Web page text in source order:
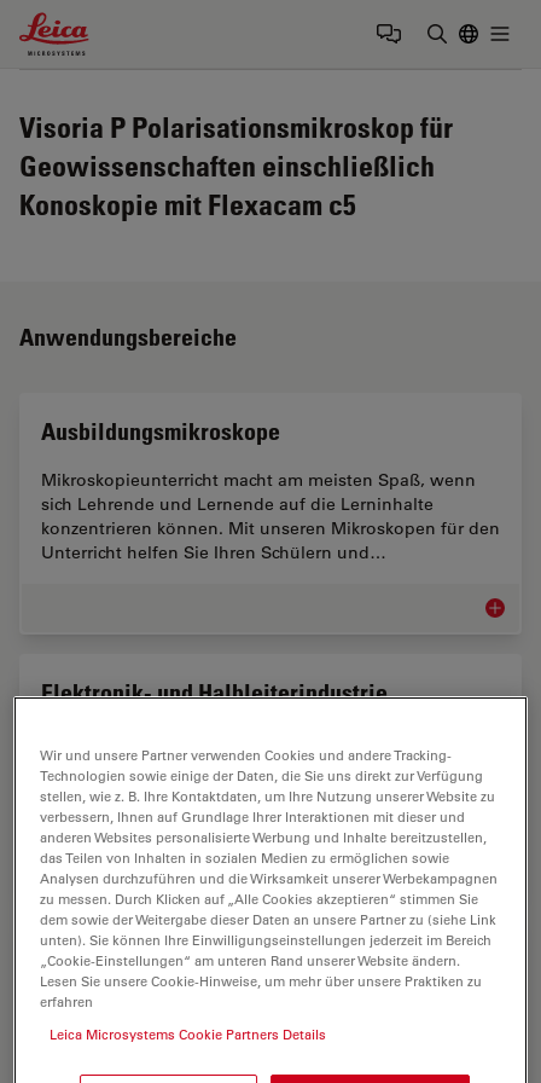
Leica Microsystems Logo
Visoria P Polarisationsmikroskop für
Geowissenschaften einschließlich
Konoskopie mit Flexacam c5
Anwendungsbereiche
Ausbildungsmikroskope
Mikroskopieunterricht macht am meisten Spaß, wenn
sich Lehrende und Lernende auf die Lerninhalte
konzentrieren können. Mit unseren Mikroskopen für den
Unterricht helfen Sie Ihren Schülern und…
Elektronik- und Halbleiterindustrie
Lösungen für eine effiziente Inspektion, Querschnitts-
und Sauberkeitsanalyse sowie für die Forschung und
Entwicklung von PCBs, Wafern, IC-Chips und…
Automobilindustrie und Transport
Industriemikroskope
Leica ist Ihr zuverlässiger Partner für
Wir und unsere Partner verwenden Cookies und andere Tracking-
Technologien sowie einige der Daten, die Sie uns direkt zur Verfügung
stellen, wie z. B. Ihre Kontaktdaten, um Ihre Nutzung unserer Website zu
verbessern, Ihnen auf Grundlage Ihrer Interaktionen mit dieser und
anderen Websites personalisierte Werbung und Inhalte bereitzustellen,
das Teilen von Inhalten in sozialen Medien zu ermöglichen sowie
Analysen durchzuführen und die Wirksamkeit unserer Werbekampagnen
zu messen. Durch Klicken auf „Alle Cookies akzeptieren“ stimmen Sie
dem sowie der Weitergabe dieser Daten an unsere Partner zu (siehe Link
unten). Sie können Ihre Einwilligungseinstellungen jederzeit im Bereich
„Cookie-Einstellungen“ am unteren Rand unserer Website ändern.
Lesen Sie unsere Cookie-Hinweise, um mehr über unsere Praktiken zu
erfahren
Leica Microsystems Cookie Partners Details